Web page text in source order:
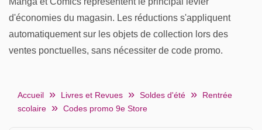
d'économies du magasin. Les réductions s'appliquent
automatiquement sur les objets de collection lors des
ventes ponctuelles, sans nécessiter de code promo.
Accueil Livres et Revues Soldes d'été
Rentrée
scolaire
Codes promo 9e Store